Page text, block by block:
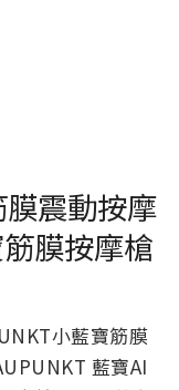
震動按摩
膜按摩槍
小藍寶筋膜
藍寶AI